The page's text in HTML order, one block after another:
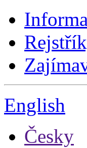
English
Česky